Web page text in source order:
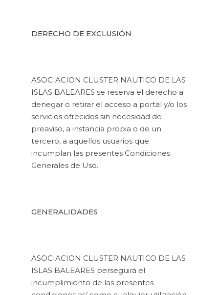
DERECHO DE EXCLUSIÓN
ASOCIACION CLUSTER NAUTICO DE LAS
ISLAS BALEARES se reserva el derecho a
denegar o retirar el acceso a portal y/o los
servicios ofrecidos sin necesidad de
preaviso, a instancia propia o de un
tercero, a aquellos usuarios que
incumplan las presentes Condiciones
Generales de Uso.
GENERALIDADES
ASOCIACION CLUSTER NAUTICO DE LAS
ISLAS BALEARES perseguirá el
incumplimiento de las presentes